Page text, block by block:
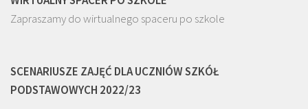
Zapraszamy do wirtualnego spaceru po szkole
SCENARIUSZE ZAJĘĆ DLA UCZNIÓW SZKÓŁ
PODSTAWOWYCH 2022/23